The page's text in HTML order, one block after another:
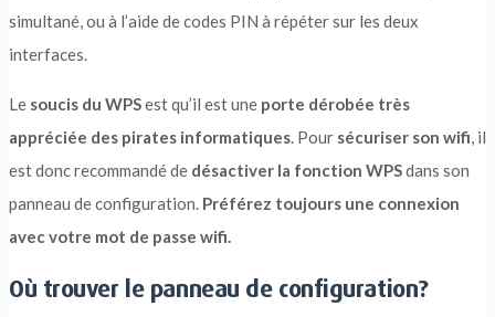
simultané, ou à l’aide de codes PIN à répéter sur les deux
interfaces.
Le soucis du WPSest qu’il est une porte dérobée très
appréciée des pirates informatiques. Pour sécuriser son wifi, il
est donc recommandé de désactiver la fonction WPSdans son
panneau de configuration. Préférez toujours une connexion
avec votre mot de passe wifi.
Où trouver le panneau de configuration?